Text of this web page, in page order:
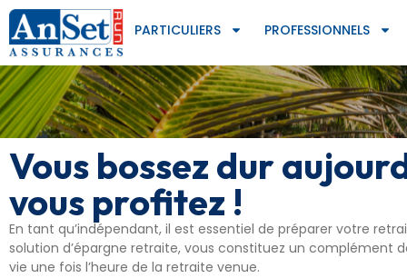
PARTICULIERS PROFESSIONNELS
Vous bossez dur
vous profitez !
En tant qu’indépendant, il est essentiel de préparer votre
solution d’épargne retraite, vous constituez un complément
vie une fois l’heure de la retraite venue.